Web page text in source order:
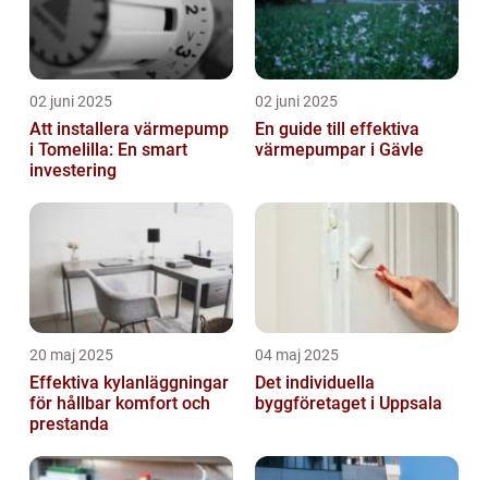
02 juni 2025
Att installera värmepump
i Tomelilla: En smart
investering
02 juni 2025
En guide till effektiva
värmepumpar i Gävle
20 maj 2025
Effektiva kylanläggningar
för hållbar komfort och
prestanda
04 maj 2025
Det individuella
byggföretaget i Uppsala